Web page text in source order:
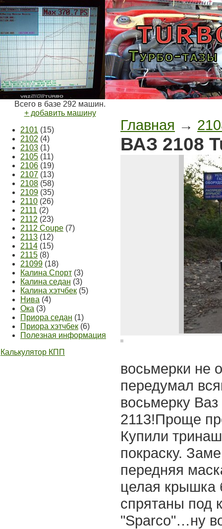
Всего в базе 292 машин.
+ добавить машину
2101 (15)
2102 (4)
2103 (1)
2105 (11)
2106 (19)
2107 (13)
2108 (58)
2109 (35)
2110 (26)
2111 (2)
2112 (23)
2112 Coupe (7)
2113 (12)
2114 (15)
2115 (8)
21099 (18)
Калина Спорт (3)
Калина седан (3)
Калина хэтчбек (5)
Нива (4)
Ока (3)
Приора седан (1)
Приора хэтчбек (6)
Полезная информация
Калькулятор КПП
Главная →
ВАЗ 2108
восьмерки не
передумал
восьмерку
2113!Проще
Купили
покраску.
передняя
целая крышка
спрятаны под
"Sparco"…ну